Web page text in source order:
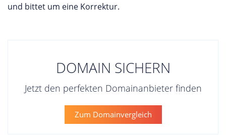
und bittet um eine Korrektur.
DOMAIN SICHERN
Jetzt den perfekten Domainanbieter finden
Zum Domainvergleich